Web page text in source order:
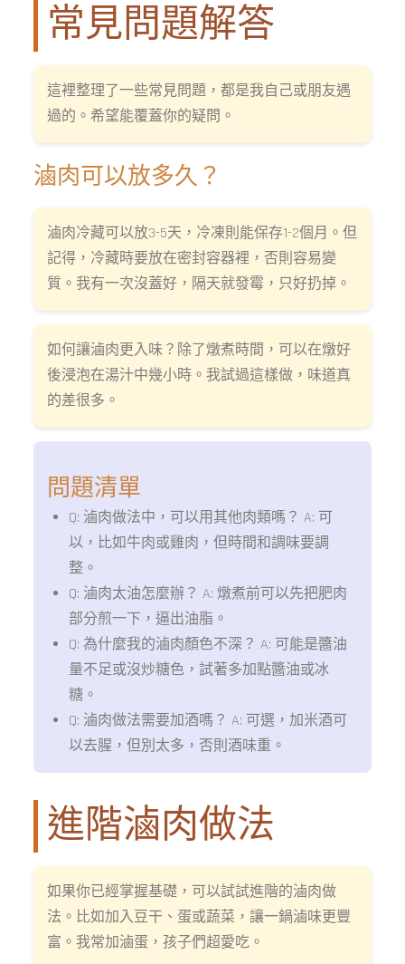
常見問題解答
這裡整理了一些常見問題，都是我自己或朋友遇
過的。希望能覆蓋你的疑問。
滷肉可以放多久？
滷肉冷藏可以放3-5天，冷凍則能保存1-2個月。但
記得，冷藏時要放在密封容器裡，否則容易變
質。我有一次沒蓋好，隔天就發霉，只好扔掉。
如何讓滷肉更入味？除了燉煮時間，可以在燉好
後浸泡在湯汁中幾小時。我試過這樣做，味道真
的差很多。
問題清單
Q: 滷肉做法中，可以用其他肉類嗎？ A: 可
以，比如牛肉或雞肉，但時間和調味要調
整。
Q: 滷肉太油怎麼辦？ A: 燉煮前可以先把肥肉
部分煎一下，逼出油脂。
Q: 為什麼我的滷肉顏色不深？ A: 可能是醬油
量不足或沒炒糖色，試著多加點醬油或冰
糖。
Q: 滷肉做法需要加酒嗎？ A: 可選，加米酒可
以去腥，但別太多，否則酒味重。
進階滷肉做法
如果你已經掌握基礎，可以試試進階的滷肉做
法。比如加入豆干、蛋或蔬菜，讓一鍋滷味更豐
富。我常加滷蛋，孩子們超愛吃。